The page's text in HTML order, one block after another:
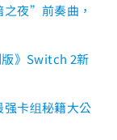
之夜”前奏曲，
版》Switch 2新
强卡组秘籍大公